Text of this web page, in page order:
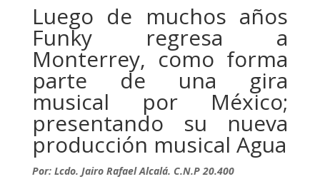
Luego de muchos años
Funky regresa a
Monterrey, como forma
parte de una gira
musical por México;
presentando su nueva
producción musical Agua
Por: Lcdo. Jairo Rafael Alcalá. C.N.P 20.400